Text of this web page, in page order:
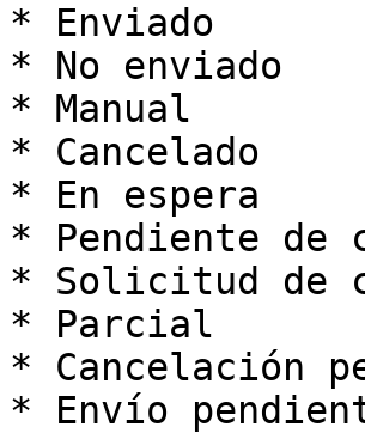
* Enviado
* No enviado
* Manual
* Cancelado
* En espera
* Pendiente de
* Solicitud de
* Parcial
* Cancelación
* Envío